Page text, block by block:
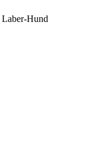
Laber-Hund